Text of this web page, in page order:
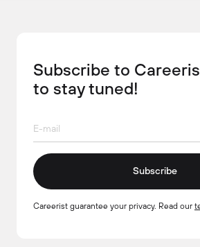
Subscribe to
to stay tuned!
Subscribe
Careerist guarantee your privacy. Read our